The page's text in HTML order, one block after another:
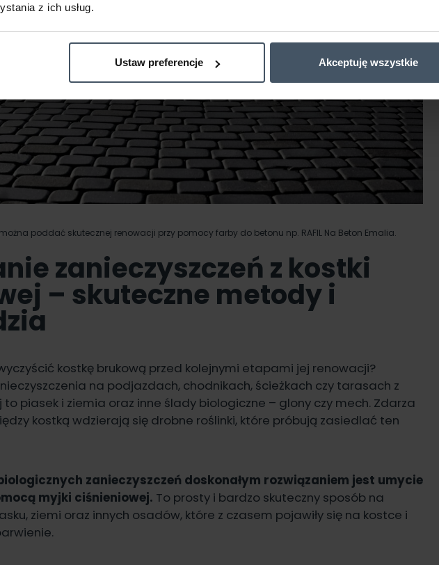
z ich usług.
Ustaw preferencje Akceptuję wszystkie
poddać skutecznej renowacji przy pomocy farby do betonu np. RAFIL Na Beton Emalia.
zanieczyszczeń z kostki
– skuteczne metody i
kostkę brukową przed kolejnymi etapami jej renowacji?
na podjazdach, chodnikach, ścieżkach czy tarasach z
to piasek i ziemia oraz inne ślady biologiczne – glony czy mech. Zdarza
kostką wdzierają się drobne roślinki, które próbują zasiedlać ten
zanieczyszczeń doskonałym rozwiązaniem jest umycie
myjki ciśnieniowej. To prosty i bardzo skuteczny sposób na
ziemi oraz innych osadów, które z czasem pojawiły się na kostce i